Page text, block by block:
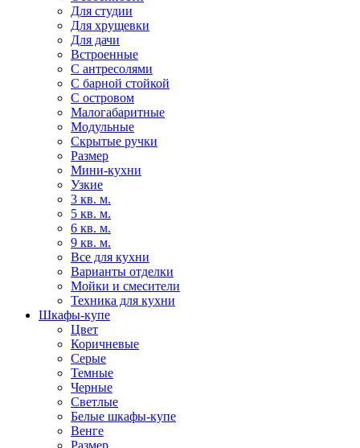
Для студии
Для хрущевки
Для дачи
Встроенные
С антресолями
С барной стойкой
С островом
Малогабаритные
Модульные
Скрытые ручки
Размер
Мини-кухни
Узкие
3 кв. м.
5 кв. м.
6 кв. м.
9 кв. м.
Все для кухни
Варианты отделки
Мойки и смесители
Техника для кухни
Шкафы-купе
Цвет
Коричневые
Серые
Темные
Черные
Светлые
Белые шкафы-купе
Венге
Размер